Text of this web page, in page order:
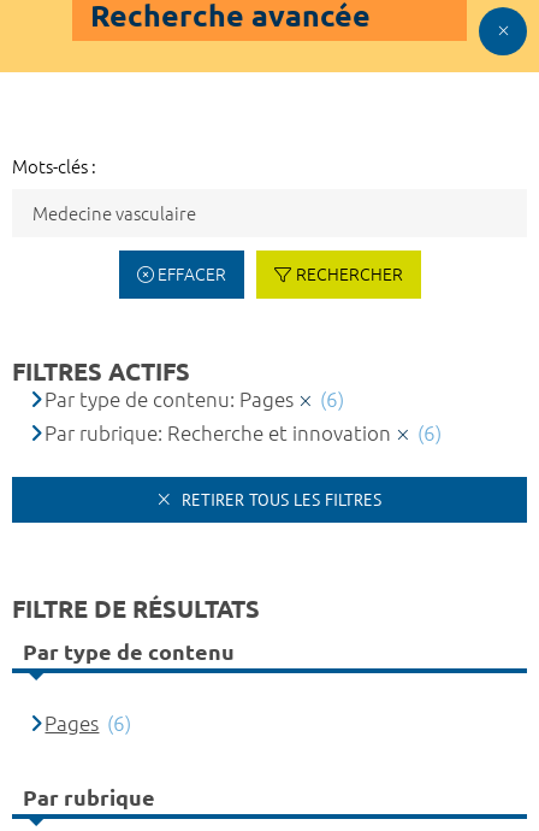
Recherche avancée
Mots-clés :
EFFACER RECHERCHER
FILTRES ACTIFS
Par type de contenu: Pages
(6)
Par rubrique: Recherche et innovation
(6)
RETIRER TOUS LES FILTRES
FILTRE DE RÉSULTATS
Par type de contenu
Pages (6)
Par rubrique